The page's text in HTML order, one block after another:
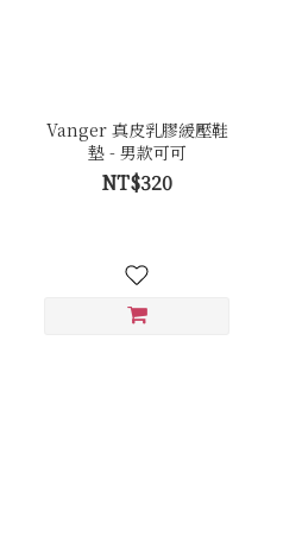
Vanger 真皮乳膠緩壓鞋
墊 - 男款可可
NT$320